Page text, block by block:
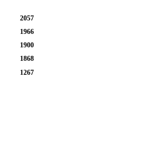
2057
1966
1900
1868
1267